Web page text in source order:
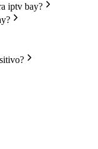
iptv bay?